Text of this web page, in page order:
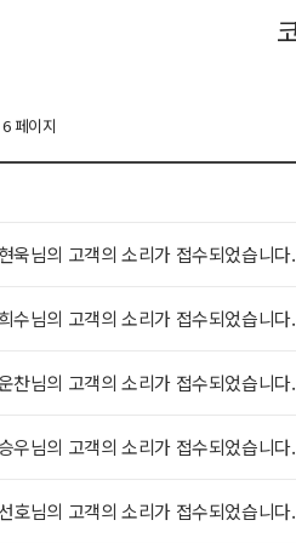
6 페이지
욱님의 고객의 소리가 접수되었습니다.
수님의 고객의 소리가 접수되었습니다.
찬님의 고객의 소리가 접수되었습니다.
우님의 고객의 소리가 접수되었습니다.
호님의 고객의 소리가 접수되었습니다.